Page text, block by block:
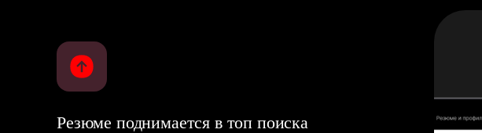
Резюме поднимается в топ поиска